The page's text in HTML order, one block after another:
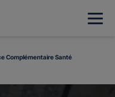
Complémentaire Santé